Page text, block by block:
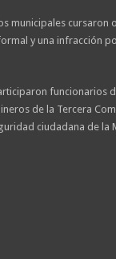
municipales cursaron
y una infracción
funcionarios
de la Tercera
ciudadana de la